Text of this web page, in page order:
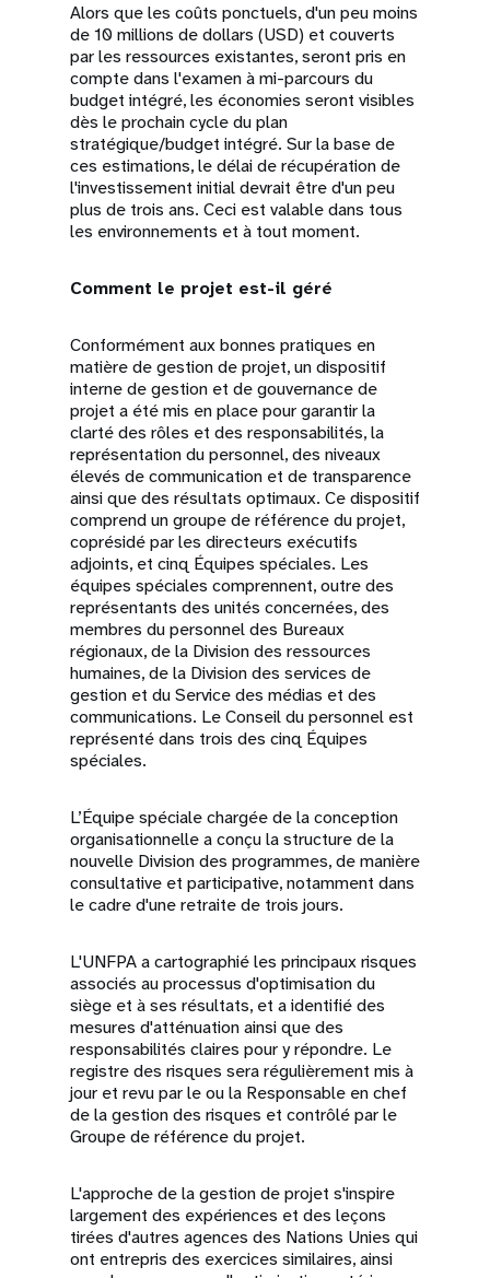
Alors que les coûts ponctuels, d'un peu moins
de 10 millions de dollars (USD) et couverts
par les ressources existantes, seront pris en
compte dans l'examen à mi-parcours du
budget intégré, les économies seront visibles
dès le prochain cycle du plan
stratégique/budget intégré. Sur la base de
ces estimations, le délai de récupération de
l'investissement initial devrait être d'un peu
plus de trois ans. Ceci est valable dans tous
les environnements et à tout moment.
Comment le projet est-il géré
Conformément aux bonnes pratiques en
matière de gestion de projet, un dispositif
interne de gestion et de gouvernance de
projet a été mis en place pour garantir la
clarté des rôles et des responsabilités, la
représentation du personnel, des niveaux
élevés de communication et de transparence
ainsi que des résultats optimaux. Ce dispositif
comprend un groupe de référence du projet,
coprésidé par les directeurs exécutifs
adjoints, et cinq Équipes spéciales. Les
équipes spéciales comprennent, outre des
représentants des unités concernées, des
membres du personnel des Bureaux
régionaux, de la Division des ressources
humaines, de la Division des services de
gestion et du Service des médias et des
communications. Le Conseil du personnel est
représenté dans trois des cinq Équipes
spéciales.
L’Équipe spéciale chargée de la conception
organisationnelle a conçu la structure de la
nouvelle Division des programmes, de manière
consultative et participative, notamment dans
le cadre d'une retraite de trois jours.
L'UNFPA a cartographié les principaux risques
associés au processus d'optimisation du
siège et à ses résultats, et a identifié des
mesures d'atténuation ainsi que des
responsabilités claires pour y répondre. Le
registre des risques sera régulièrement mis à
jour et revu par le ou la Responsable en chef
de la gestion des risques et contrôlé par le
Groupe de référence du projet.
L'approche de la gestion de projet s'inspire
largement des expériences et des leçons
tirées d'autres agences des Nations Unies qui
ont entrepris des exercices similaires, ainsi